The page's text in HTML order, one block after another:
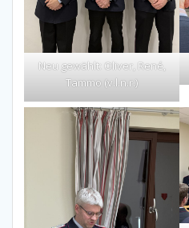
Neu gewählt: Oliver, René,
Tammo (v.l.n.r.)